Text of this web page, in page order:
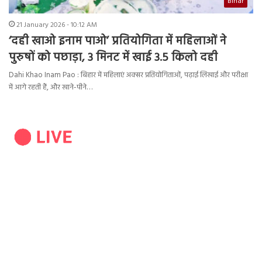
21 January 2026 - 10:12 AM
‘दही खाओ इनाम पाओ’ प्रतियोगिता में महिलाओं ने
पुरुषों को पछाड़ा, 3 मिनट में खाई 3.5 किलो दही
Dahi Khao Inam Pao : बिहार में महिलाएं अक्सर प्रतियोगिताओं, पढ़ाई लिखाई और परीक्षा
में आगे रहती हैं, और खाने-पीने…